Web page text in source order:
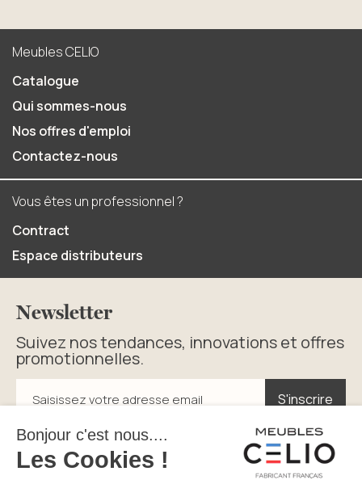
Meubles CELIO
Catalogue
Qui sommes-nous
Nos offres d'emploi
Contactez-nous
Vous êtes un professionnel ?
Contract
Espace distributeurs
Newsletter
Suivez nos tendances, innovations et offres
promotionnelles.
Saisissez votre adresse email S'inscrire
S'inscrire
En cliquant sur s’inscrire vous acceptez la politique de
confidentialité.